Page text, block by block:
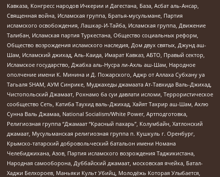
Кавказа, Конгресс народов Ичкерии и Дагестана, База, Асбат аль-Ансар,
Священная война, Исламская группа, Братья-мусульмане, Партия
исламского освобождения, Лашкар-И-Тайба, Исламская группа, Движение
Талибан, Исламская партия Туркестана, Общество социальных реформ,
Общество возрождения исламского наследия, Дом двух святых, Джунд аш-
Шам, Исламский джихад, Аль-Каида, Имарат Кавказ, АБТО, Правый сектор,
Исламское государство, Джабха аль-Нусра ли-Ахль аш-Шам, Народное
ополчение имени К. Минина и Д. Пожарского, Аджр от Аллаха Субхану уа
Тагьаля SHAM, АУМ Синрике, Муджахеды джамаата Ат-Тавхида Валь-Джихад,
Чистопольский Джамаат, Рохнамо ба суи давлати исломи, Террористическое
сообщество Сеть, Катиба Таухид валь-Джихад, Хайят Тахрир аш-Шам, Ахлю
Сунна Валь Джамаа, National Socialism/White Power, Артподготовка,
Религиозная группа “Джамаат “Красный пахарь”, Колумбайн, Хатлонский
джамаат, Мусульманская религиозная группа п. Кушкуль г. Оренбург,
Крымско-татарский добровольческий батальон имени Номана
Челебиджихана, Азов, Партия исламского возрождения Таджикистана,
Народная самооборона, Дуббайский джамаат, московская ячейка, Батал-
Хаджи Белхороев, Маньяки Культ Убийц, Молодёжь Которая Улыбается,